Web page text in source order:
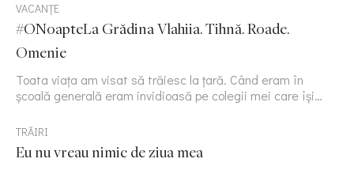
VACANȚE
#ONoapteLa Grădina Vlahiia. Tihnă. Roade.
Omenie
Toata viața am visat să trăiesc la țară. Când eram în
școală generală eram invidioasă pe colegii mei care își…
TRĂIRI
Eu nu vreau nimic de ziua mea